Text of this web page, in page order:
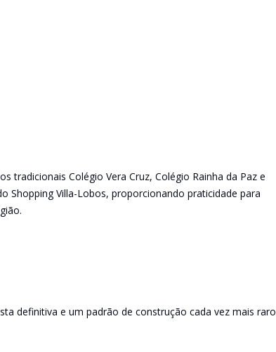
tradicionais Colégio Vera Cruz, Colégio Rainha da Paz e
Shopping Villa-Lobos, proporcionando praticidade para
definitiva e um padrão de construção cada vez mais raro